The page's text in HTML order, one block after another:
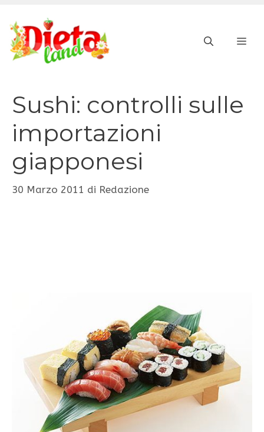
contenuto
Sushi: controlli sulle
importazioni
giapponesi
30 Marzo 2011 di Redazione